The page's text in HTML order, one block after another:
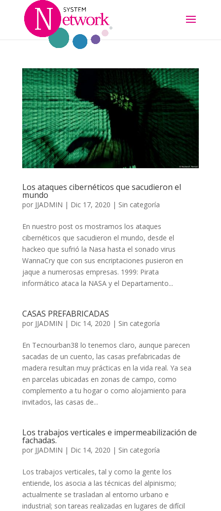
Los ataques cibernéticos que sacudieron el
mundo
por JJADMIN | Dic 17, 2020 | Sin categoría
En nuestro post os mostramos los ataques
cibernéticos que sacudieron el mundo, desde el
hackeo que sufrió la Nasa hasta el sonado virus
WannaCry que con sus encriptaciones pusieron en
jaque a numerosas empresas. 1999: Pirata
informático ataca la NASA y el Departamento...
CASAS PREFABRICADAS
por JJADMIN | Dic 14, 2020 | Sin categoría
En Tecnourban38 lo tenemos claro, aunque parecen
sacadas de un cuento, las casas prefabricadas de
madera resultan muy prácticas en la vida real. Ya sea
en parcelas ubicadas en zonas de campo, como
complemento a tu hogar o como alojamiento para
invitados, las casas de...
Los trabajos verticales e impermeabilización de
fachadas.
por JJADMIN | Dic 14, 2020 | Sin categoría
Los trabajos verticales, tal y como la gente los
entiende, los asocia a las técnicas del alpinismo;
actualmente se trasladan al entorno urbano e
industrial; son tareas realizadas en lugares de difícil